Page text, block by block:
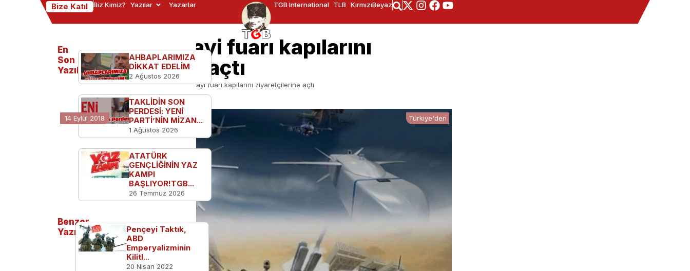
Bize Katıl Biz Kimiz? Yazılar Yazarlar TGB International TLB KırmızıBeyaz
Savunma sanayi fuarı kapılarını
ziyaretçilerine açtı
Ana Sayfa Türkiye'den Savunma sanayi fuarı kapılarını ziyaretçilerine açtı
14 Eylül 2018 Türkiye'den
En
Son
Yazılanlar
AHBAPLARIMIZA
DİKKAT EDELİM
2 Ağustos 2026
TAKLİDİN SON
PERDESİ: YENİ
PARTİ’NİN MİZAN...
1 Ağustos 2026
ATATÜRK
GENÇLİĞİNİN YAZ
KAMPI
BAŞLIYOR!TGB...
26 Temmuz 2026
Benzer
Yazılar
Pençeyi Taktık,
ABD
Emperyalizminin
Kilitl...
20 Nisan 2022